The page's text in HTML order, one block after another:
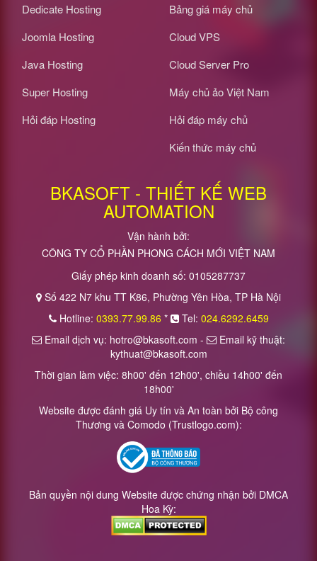
Dedicate Hosting
Joomla Hosting
Java Hosting
Super Hosting
Hỏi đáp Hosting
Bảng giá máy chủ
Cloud VPS
Cloud Server Pro
Máy chủ ảo Việt Nam
Hỏi đáp máy chủ
Kiến thức máy chủ
BKASOFT - THIẾT KẾ WEB
AUTOMATION
Vận hành bởi:
CÔNG TY CỔ PHẦN PHONG CÁCH MỚI VIỆT NAM
Giấy phép kinh doanh số: 0105287737
Số 422 N7 khu TT K86, Phường Yên Hòa, TP Hà Nội
Hotline: 0393.77.99.86 * Tel: 024.6292.6459
Email dịch vụ: hotro@bkasoft.com -
Email kỹ thuật:
kythuat@bkasoft.com
Thời gian làm việc: 8h00' đến 12h00', chiều 14h00' đến
18h00'
Website được đánh giá Uy tín và An toàn bởi Bộ công
Thương và Comodo (Trustlogo.com):
Bản quyền nội dung Website được chứng nhận bởi DMCA
Hoa Kỳ: